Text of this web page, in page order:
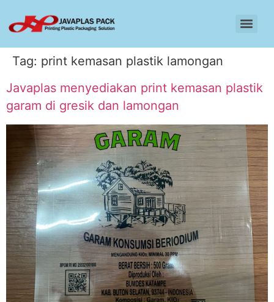
Tag: print kemasan plastik lamongan
Javaplas menyediakan print kemasan plastik
garam di gresik dan lamongan